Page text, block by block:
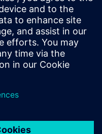
gas analyzer for
using NDIR